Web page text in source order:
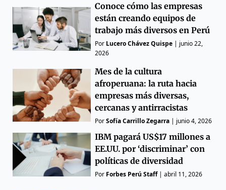
Conoce cómo las empresas
están creando equipos de
trabajo más diversos en Perú
Por Lucero Chávez Quispe | junio 22,
2026
Mes de la cultura
afroperuana: la ruta hacia
empresas más diversas,
cercanas y antirracistas
PorSofía Carrillo Zegarra | junio 4, 2026
IBM pagará US$17 millones a
EE.UU. por ‘discriminar’ con
políticas de diversidad
Por Forbes Perú Staff|abril 11, 2026